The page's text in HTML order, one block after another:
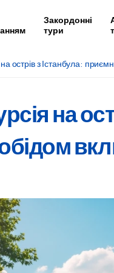
Закордонні
тури
острів з Істанбула:
на